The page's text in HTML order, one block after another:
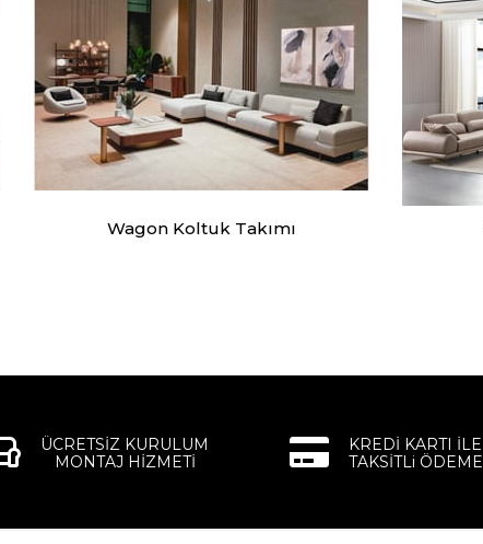
Wagon Koltuk Takımı
ÜCRETSİZ KURULUM
MONTAJ HİZMETİ
KREDİ KARTI İLE
TAKSİTLi ÖDEME